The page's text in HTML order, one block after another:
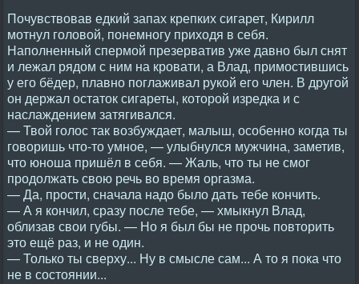
Почувствовав едкий запах крепких сигарет, Кирилл
мотнул головой, понемногу приходя в себя.
Наполненный спермой презерватив уже давно был снят
и лежал рядом с ним на кровати, а Влад, примостившись
у его бёдер, плавно поглаживал рукой его член. В другой
он держал остаток сигареты, которой изредка и с
наслаждением затягивался.
— Твой голос так возбуждает, малыш, особенно когда ты
говоришь что-то умное, — улыбнулся мужчина, заметив,
что юноша пришёл в себя. — Жаль, что ты не смог
продолжать свою речь во время оргазма.
— Да, прости, сначала надо было дать тебе кончить.
— А я кончил, сразу после тебе, — хмыкнул Влад,
облизав свои губы. — Но я был бы не прочь повторить
это ещё раз, и не один.
— Только ты сверху... Ну в смысле сам... А то я пока что
не в состоянии...